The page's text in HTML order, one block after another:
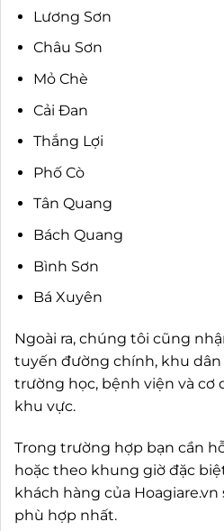
Lương Sơn
Châu Sơn
Mỏ Chè
Cải Đan
Thắng Lợi
Phố Cò
Tân Quang
Bách Quang
Bình Sơn
Bá Xuyên
Ngoài ra, chúng tôi cũng
tuyến đường chính, khu
trường học, bệnh viện và cơ
khu vực.
Trong trường hợp bạn cần
hoặc theo khung giờ đặc
khách hàng của
phù hợp nhất.